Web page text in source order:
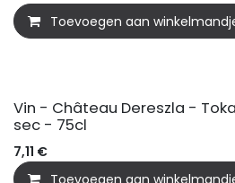
Toevoegen aan
Vin - Château Dereszla -
sec - 75cl
7,11 €
Toevoegen aan